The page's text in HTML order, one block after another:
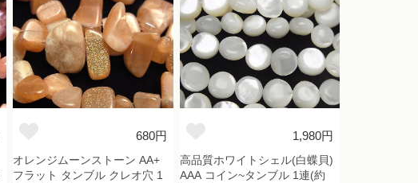
680円
オレンジムーンストーン AA+
フラット タンブル クレオ穴 1
1,980円
高品質ホワイトシェル(白蝶貝)
AAA コイン~タンブル 1連(約